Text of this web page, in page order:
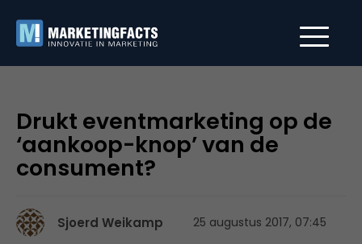
Drukt eventmarketing op de
‘aankoop-knop’ van de
consument?
Sjoerd Weikamp 25 augustus 2017, 07:45